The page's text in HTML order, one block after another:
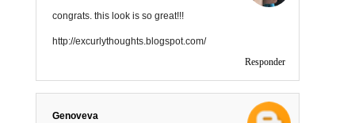
congrats. this look is so great!!!
http://excurlythoughts.blogspot.com/
Responder
Genoveva